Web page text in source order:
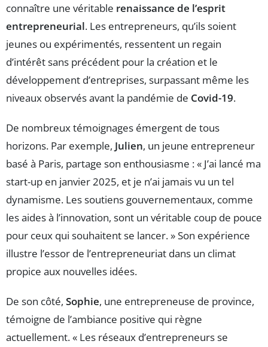
connaître une véritable renaissance de l’esprit
entrepreneurial. Les entrepreneurs, qu’ils soient
jeunes ou expérimentés, ressentent un regain
d’intérêt sans précédent pour la création et le
développement d’entreprises, surpassant même les
niveaux observés avant la pandémie de Covid-19.
De nombreux témoignages émergent de tous
horizons. Par exemple, Julien, un jeune entrepreneur
basé à Paris, partage son enthousiasme : « J’ai lancé ma
start-up en janvier 2025, et je n’ai jamais vu un tel
dynamisme. Les soutiens gouvernementaux, comme
les aides à l’innovation, sont un véritable coup de pouce
pour ceux qui souhaitent se lancer. » Son expérience
illustre l’essor de l’entrepreneuriat dans un climat
propice aux nouvelles idées.
De son côté, Sophie, une entrepreneuse de province,
témoigne de l’ambiance positive qui règne
actuellement. « Les réseaux d’entrepreneurs se